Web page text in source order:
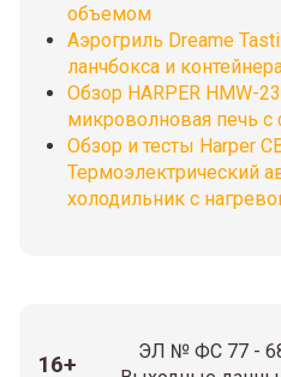
объемом
Аэрогриль Dreame
ланчбокса и
Обзор HARPER HMW-
микроволновая печь с
Обзор и тесты Harper
Термоэлектрический
холодильник с
16+
ЭЛ № ФС 77 -